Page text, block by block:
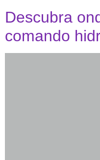
Descubra
comando